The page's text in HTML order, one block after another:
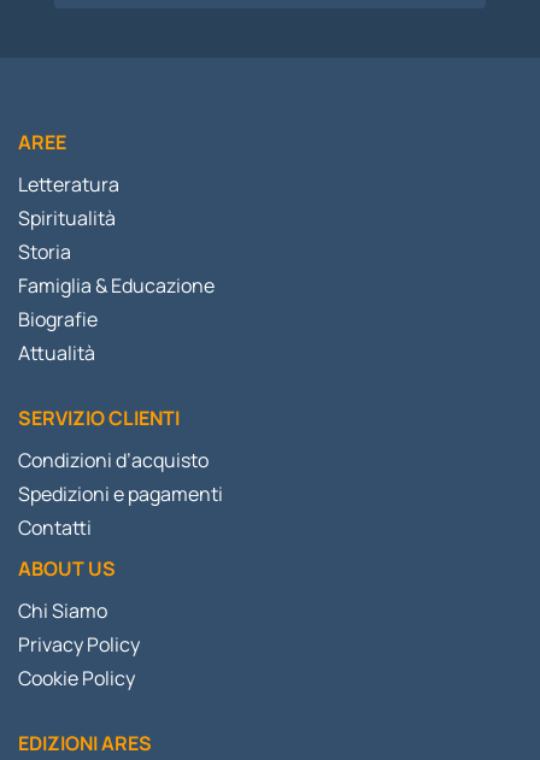
AREE
Letteratura
Spiritualità
Storia
Famiglia & Educazione
Biografie
Attualità
SERVIZIO CLIENTI
Condizioni d’acquisto
Spedizioni e pagamenti
Contatti
ABOUT US
Chi Siamo
Privacy Policy
Cookie Policy
EDIZIONI ARES